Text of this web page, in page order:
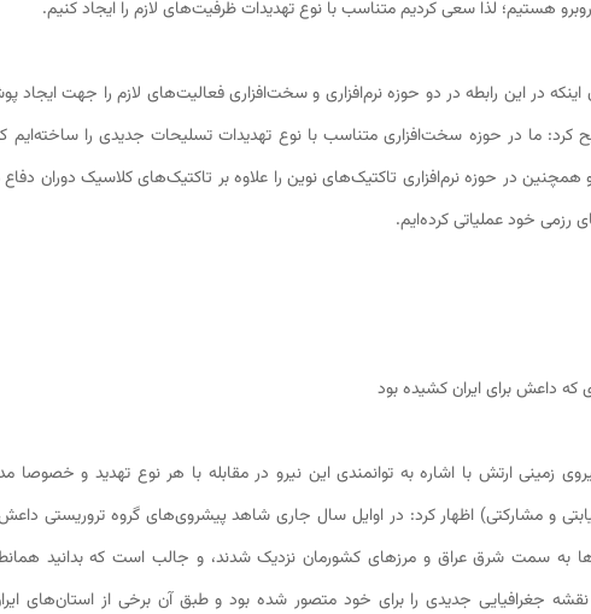
هستیم؛ لذا سعی کردیم متناسب با نوع تهدیدات ظرفیت‌های لازم را ایجاد کنیم.
اینکه در این رابطه در دو حوزه نرم‌افزاری و سخت‌افزاری فعالیت‌های لازم را جهت
در حوزه نرم‌افزاری تاکتیک‌های نوین را علاوه بر تاکتیک‌های کلاسیک دوران
رزمی خود عملیاتی کرده‌ایم.
که داعش برای ایران کشیده بود
زمینی ارتش با اشاره به توانمندی این نیرو در مقابله با هر نوع تهدید و
و مشارکتی) اظهار کرد: در اوایل سال جاری شاهد پیشروی‌های گروه تروریستی
به سمت شرق عراق و مرزهای کشورمان نزدیک شدند، و جالب است که بدانید
جغرافیایی جدیدی را برای خود متصور شده بود و طبق آن برخی از استان‌های